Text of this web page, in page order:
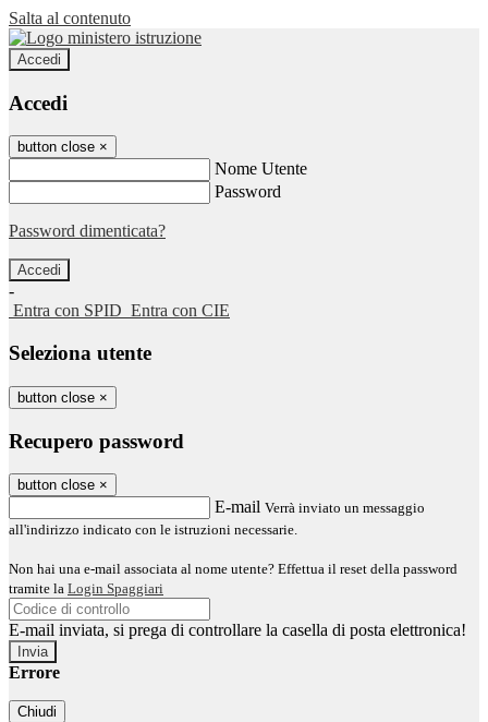
Salta al contenuto
Accedi
Accedi
button close ×
Nome Utente
Password
Password dimenticata?
-
Entra con SPID Entra con CIE
Seleziona utente
button close ×
Recupero password
button close ×
E-mail Verrà inviato un messaggio
all'indirizzo indicato con le istruzioni necessarie.
Non hai una e-mail associata al nome utente? Effettua il reset della password
tramite la Login Spaggiari
E-mail inviata, si prega di controllare la casella di posta elettronica!
Errore
Chiudi